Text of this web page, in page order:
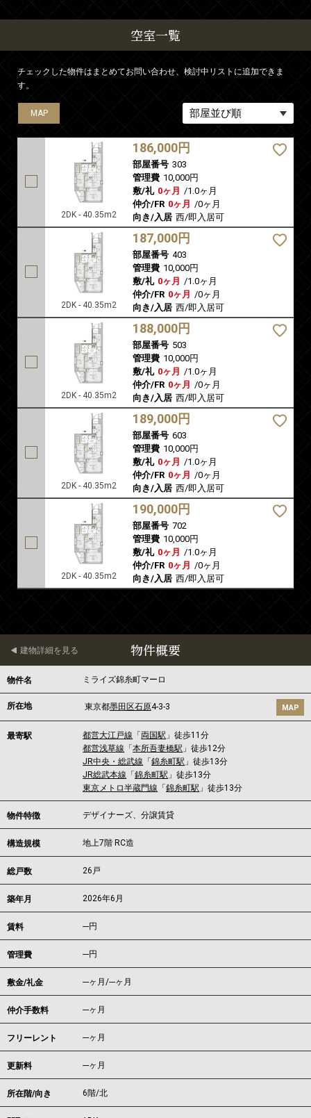
空室一覧
チェックした物件はまとめてお問い合わせ、検討中リストに追加できま
す。
MAP
2DK - 40.35m2
186,000円
部屋番号 303
管理費 10,000円
敷/礼 0ヶ月 /1.0ヶ月
仲介/FR 0ヶ月 /0ヶ月
向き/入居 西/即入居可
MAP
2DK - 40.35m2
187,000円
部屋番号 403
管理費 10,000円
敷/礼 0ヶ月 /1.0ヶ月
仲介/FR 0ヶ月 /0ヶ月
向き/入居 西/即入居可
MAP
2DK - 40.35m2
188,000円
部屋番号 503
管理費 10,000円
敷/礼 0ヶ月 /1.0ヶ月
仲介/FR 0ヶ月 /0ヶ月
向き/入居 西/即入居可
MAP
2DK - 40.35m2
189,000円
部屋番号 603
管理費 10,000円
敷/礼 0ヶ月 /1.0ヶ月
仲介/FR 0ヶ月 /0ヶ月
向き/入居 西/即入居可
MAP
2DK - 40.35m2
190,000円
部屋番号 702
管理費 10,000円
敷/礼 0ヶ月 /1.0ヶ月
仲介/FR 0ヶ月 /0ヶ月
向き/入居 西/即入居可
物件概要
建物詳細を見る
物件名 ミライズ錦糸町マーロ
所在地 東京都墨田区石原4-3-3 MAP
最寄駅 都営大江戸線 「両国駅 」徒歩11分
都営浅草線 「本所吾妻橋駅 」徒歩12分
JR中央・総武線 「錦糸町駅 」徒歩13分
JR総武本線 「錦糸町駅 」徒歩13分
東京メトロ半蔵門線 「錦糸町駅 」徒歩13分
物件特徴 デザイナーズ、分譲賃貸
構造規模 地上7階 RC造
総戸数 26戸
築年月 2026年6月
賃料 ---円
管理費 ---円
敷金/礼金 ---ヶ月/---ヶ月
仲介手数料 ---ヶ月
フリーレント ---ヶ月
更新料 ---ヶ月
所在階/向き 6階/北